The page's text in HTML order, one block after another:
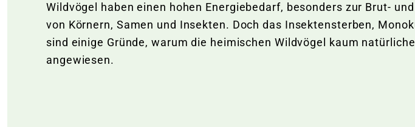
Wildvögel haben einen hohen Energiebedarf, besonders zur Brut-
von Körnern, Samen und Insekten. Doch das Insektensterben,
sind einige Gründe, warum die heimischen Wildvögel kaum
angewiesen.